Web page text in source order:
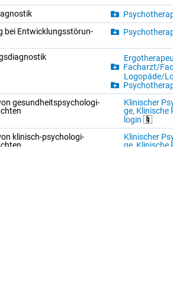
bei Ent­wick­lungs­stö­run­
Fach­arzt/​
Lo­go­pä­de/​
ge­sund­heits­psy­cho­lo­gi­
Kli­ni­scher
ge,
lo­gin
kli­nisch-psy­cho­lo­gi­
Kli­ni­scher
ge,